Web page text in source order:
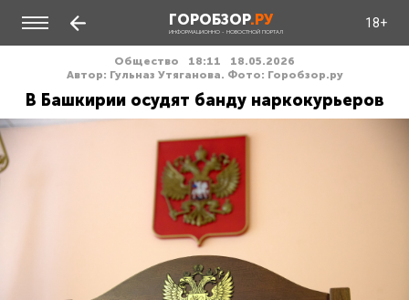
ГОРОБЗОР.РУ
ИНФОРМАЦИОННО - НОВОСТНОЙ ПОРТАЛ
18+
Общество 18:11
18.05.2026
Автор: Гульназ Утяганова. Фото: Горобзор.ру
В Башкирии осудят банду наркокурьеров